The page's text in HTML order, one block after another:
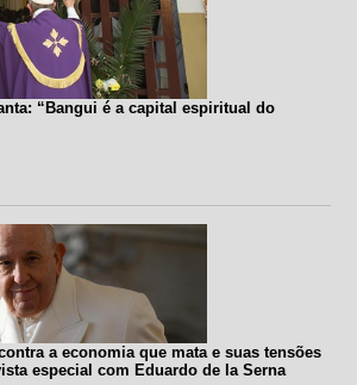
“Bangui é a capital espiritual do
a economia que mata e suas tensões
especial com Eduardo de la Serna